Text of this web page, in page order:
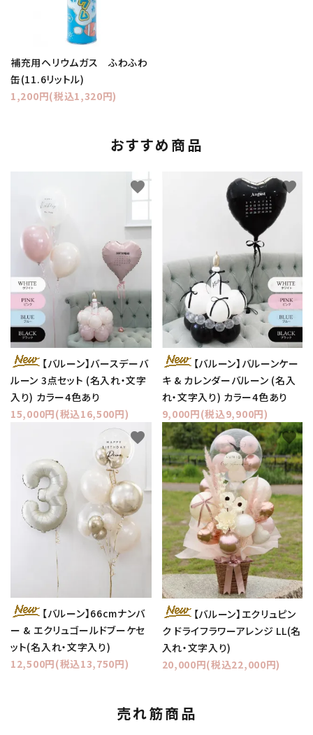
補充用ヘリウムガス ふわふわ
缶(11.6リットル)
1,200円(税込1,320円)
おすすめ商品
【バルーン】バースデーバ
ルーン 3点セット (名入れ・文字
入り) カラー4色あり
15,000円(税込16,500円)
favorite
【バルーン】バルーンケー
キ & カレンダーバルーン (名入
れ・文字入り) カラー4色あり
9,000円(税込9,900円)
favorite
【バルーン】66cmナンバ
ー & エクリュゴールドブーケセ
ット(名入れ・文字入り)
12,500円(税込13,750円)
favorite
【バルーン】エクリュピン
ク ドライフラワーアレンジ LL(名
入れ・文字入り)
20,000円(税込22,000円)
favorite
売れ筋商品